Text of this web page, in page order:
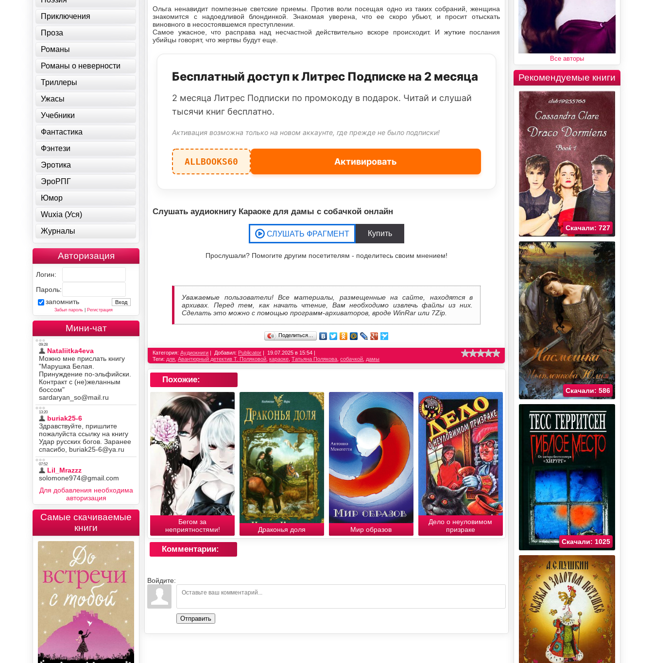
Ольга ненавидит помпезные светские приемы. Против воли посещая одно из таких собраний, женщина
знакомится с надоедливой блондинкой. Знакомая уверена, что ее скоро убьют, и просит отыскать
виновного в несостоявшемся преступлении.
Самое ужасное, что расправа над несчастной действительно вскоре происходит. И жуткие послания
убийцы говорят, что жертвы будут еще.
Бесплатный доступ к Литрес Подписке на 2 месяца
2 месяца Литрес Подписки по промокоду в подарок. Читай и слушай
тысячи книг бесплатно.
Активация возможна только на новом аккаунте, где прежде не было подписки!
ALLBOOKS60 Активировать
Слушать аудиокнигу Караоке для дамы с собачкой онлайн
Прослушали? Помогите другим посетителям - поделитесь своим мнением!
Уважаемые пользователи! Все материалы, размещенные на сайте, находятся в
архивах. Перед тем, как начать чтение, Вам необходимо извлечь файлы из них.
Сделать это можно с помощью программ-архиваторов, вроде WinRar или 7Zip.
Поделиться…
Категория:Аудиокниги Добавил: Publicator
19.07.2025 в 15:54
Теги: для ,Авантюрный детектив Т. Поляковой ,караоке ,Татьяна Полякова ,собачкой дамы
Похожие:
Бегом за
неприятностями!
Драконья доля Мир образов
Дело о неуловимом
призраке
Комментарии:
Войдите:
Отправить
Приключения
Проза
Романы
Романы о неверности
Триллеры
Ужасы
Учебники
Фантастика
Фэнтези
Эротика
ЭроРПГ
Юмор
Wuxia (Уся)
Журналы
Авторизация
Логин:
Пароль:
запомнить
Забыл пароль| Регистрация
Мини-чат
Для добавления необходима
авторизация
Самые скачиваемые
книги
Все авторы
Рекомендуемые книги
Скачали: 727
Скачали: 586
Скачали: 1025